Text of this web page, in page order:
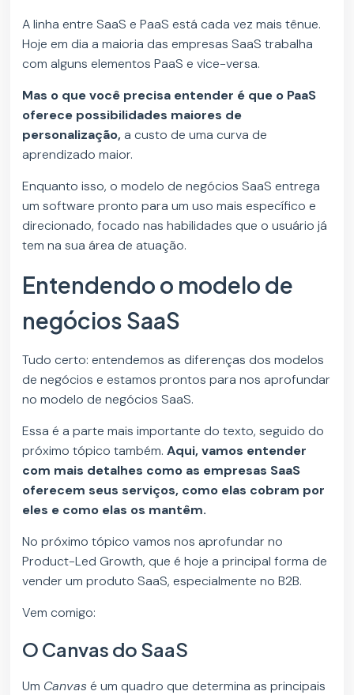
A linha entre SaaS e PaaS está cada vez mais tênue.
Hoje em dia a maioria das empresas SaaS trabalha
com alguns elementos PaaS e vice-versa.
Mas o que você precisa entender é que o PaaS
oferece possibilidades maiores de
personalização,a custo de uma curva de
aprendizado maior.
Enquanto isso, o modelo de negócios SaaS entrega
um software pronto para um uso mais específico e
direcionado, focado nas habilidades que o usuário já
tem na sua área de atuação.
Entendendo o modelo de
negócios SaaS
Tudo certo: entendemos as diferenças dos modelos
de negócios e estamos prontos para nos aprofundar
no modelo de negócios SaaS.
Essa é a parte mais importante do texto, seguido do
próximo tópico também.Aqui, vamos entender
com mais detalhes como as empresas SaaS
oferecem seus serviços, como elas cobram por
eles e como elas os mantêm.
No próximo tópico vamos nos aprofundar no
Product-Led Growth, que é hoje a principal forma de
vender um produto SaaS, especialmente no B2B.
Vem comigo:
O Canvas do SaaS
Um Canvas é um quadro que determina as principais